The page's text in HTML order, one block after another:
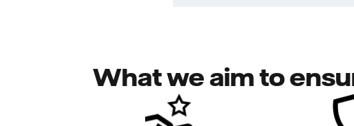
What we aim to